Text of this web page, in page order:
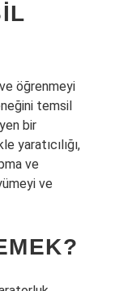
öğrenmeyi
temsil
bir
yaratıcılığı,
ve
ve